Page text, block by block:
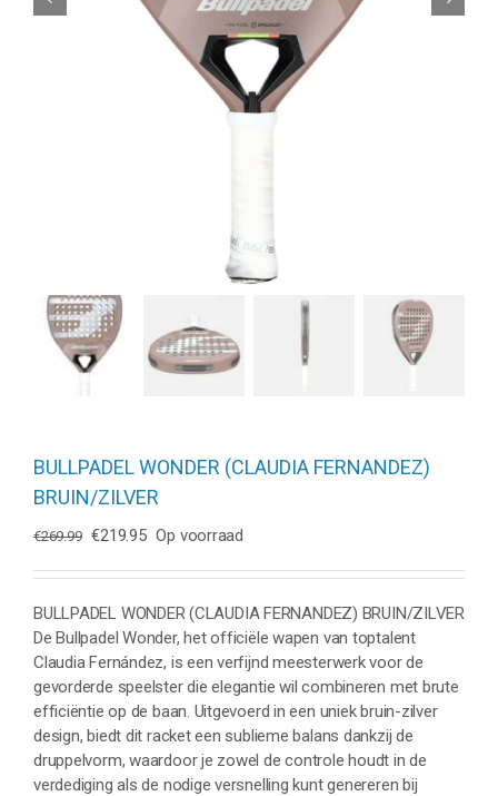
BULLPADEL WONDER (CLAUDIA FERNANDEZ)
BRUIN/ZILVER
€269.99 Oorspronkelijke
was:
€269.99.
€219.95Huidige
is:
€219.95.
Op voorraad
BULLPADEL WONDER (CLAUDIA FERNANDEZ) BRUIN/ZILVER
De Bullpadel Wonder, het officiële wapen van toptalent
Claudia Fernández, is een verfijnd meesterwerk voor de
gevorderde speelster die elegantie wil combineren met brute
efficiëntie op de baan. Uitgevoerd in een uniek bruin-zilver
design, biedt dit racket een sublieme balans dankzij de
druppelvorm, waardoor je zowel de controle houdt in de
verdediging als de nodige versnelling kunt genereren bij